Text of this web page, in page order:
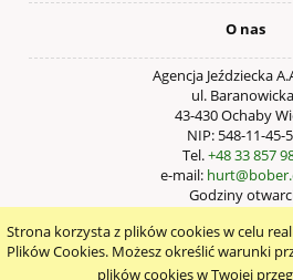
Strona korzysta z plików cookies w celu
Plików Cookies. Możesz określić warunki
plików cookies w Twojej
O nas
Agencja Jeździecka
ul.
43-430 Ochaby
NIP: 548-11-45-
Tel.+48 33 857
e-mail:
Godziny
pokaż pełną